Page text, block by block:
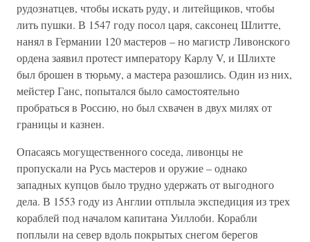
рудознатцев, чтобы искать руду, и литейщиков, чтобы
лить пушки. В 1547 году посол царя, саксонец Шлитте,
нанял в Германии 120 мастеров – но магистр Ливонского
ордена заявил протест императору Карлу V, и Шлихте
был брошен в тюрьму, а мастера разошлись. Один из них,
мейстер Ганс, попытался было самостоятельно
пробраться в Россию, но был схвачен в двух милях от
границы и казнен.
Опасаясь могущественного соседа, ливонцы не
пропускали на Русь мастеров и оружие – однако
западных купцов было трудно удержать от выгодного
дела. В 1553 году из Англии отплыла экспедиция из трех
кораблей под началом капитана Уиллоби. Корабли
поплыли на север вдоль покрытых снегом берегов